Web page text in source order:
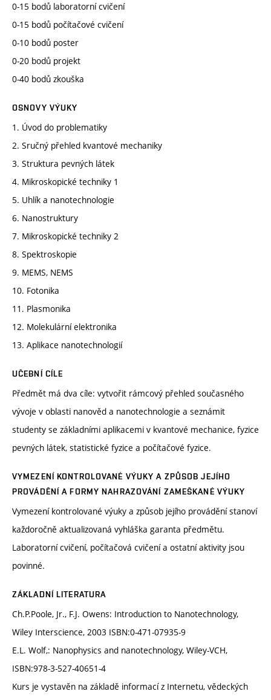
0-15 bodů laboratorní cvičení
0-15 bodů počítačové cvičení
0-10 bodů poster
0-20 bodů projekt
0-40 bodů zkouška
OSNOVY VÝUKY
1. Úvod do problematiky
2. Sručný přehled kvantové mechaniky
3. Struktura pevných látek
4. Mikroskopické techniky 1
5. Uhlík a nanotechnologie
6. Nanostruktury
7. Mikroskopické techniky 2
8. Spektroskopie
9. MEMS, NEMS
10. Fotonika
11. Plasmonika
12. Molekulární elektronika
13. Aplikace nanotechnologií
UČEBNÍ CÍLE
Předmět má dva cíle: vytvořit rámcový přehled současného
vývoje v oblasti nanověd a nanotechnologie a seznámit
studenty se základními aplikacemi v kvantové mechanice, fyzice
pevných látek, statistické fyzice a počítačové fyzice.
VYMEZENÍ KONTROLOVANÉ VÝUKY A ZPŮSOB JEJÍHO
PROVÁDĚNÍ A FORMY NAHRAZOVÁNÍ ZAMEŠKANÉ VÝUKY
Vymezení kontrolované výuky a způsob jejího provádění stanoví
každoročně aktualizovaná vyhláška garanta předmětu.
Laboratorní cvičení, počítačová cvičení a ostatní aktivity jsou
povinné.
ZÁKLADNÍ LITERATURA
Ch.P.Poole, Jr., F.J. Owens: Introduction to Nanotechnology,
Wiley Interscience, 2003 ISBN:0-471-07935-9
E.L. Wolf,: Nanophysics and nanotechnology, Wiley-VCH,
ISBN:978-3-527-40651-4
Kurs je vystavěn na základě informací z Internetu, vědeckých